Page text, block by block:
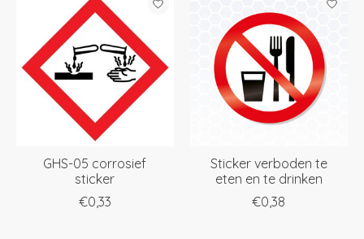
GHS-05 corrosief
sticker
€0,33
Sticker verboden te
eten en te drinken
€0,38